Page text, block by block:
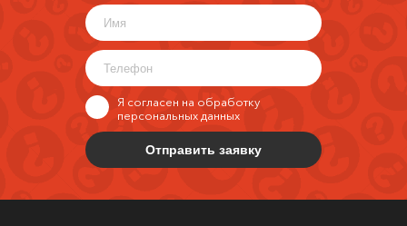
Я согласен на обработку
персональных данных